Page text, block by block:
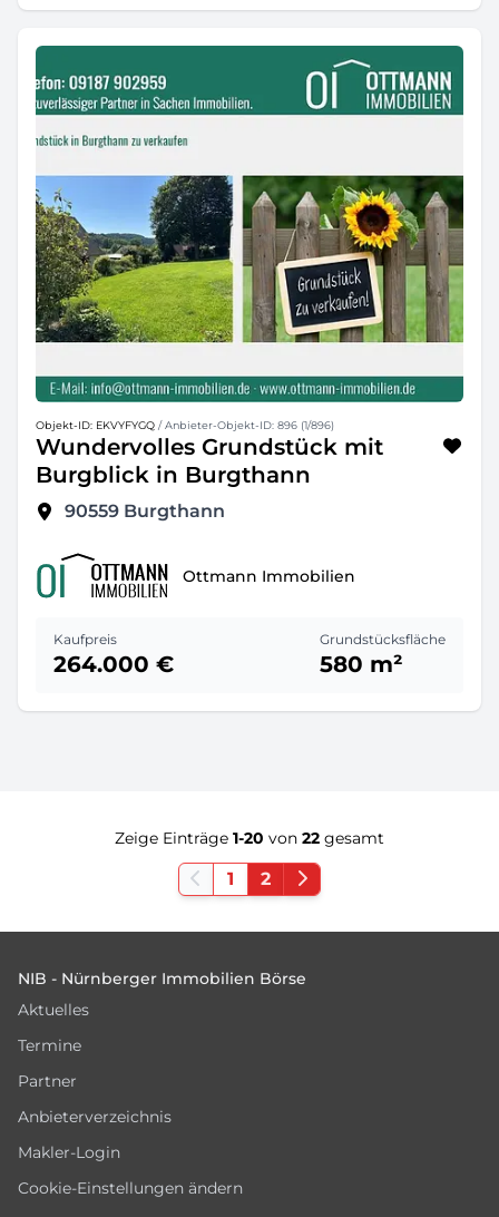
Objekt-ID: EKVYFYGQ / Anbieter-Objekt-ID: 896 (1/896)
Wundervolles Grundstück mit
Burgblick in Burgthann
90559 Burgthann
Ottmann Immobilien
Kaufpreis
264.000 €
Grundstücksfläche
580 m²
Zeige Einträge 1-20 von 22 gesamt
1 2
NIB - Nürnberger Immobilien Börse
Aktuelles
Termine
Partner
Anbieterverzeichnis
Makler-Login
Cookie-Einstellungen ändern